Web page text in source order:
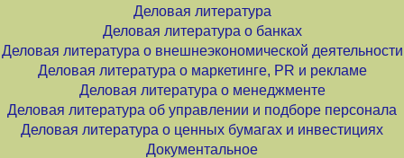
Деловая литература
Деловая литература о банках
Деловая литература о внешнеэкономической деятельности
Деловая литература о маркетинге, PR и рекламе
Деловая литература о менеджменте
Деловая литература об управлении и подборе персонала
Деловая литература о ценных бумагах и инвестициях
Документальное